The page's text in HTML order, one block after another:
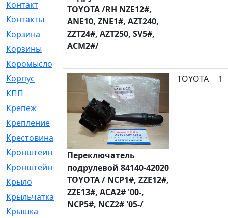
Контакт
[3]
Контакты
[4]
Корзина
[1]
Корзины
[159]
Коромысло
Корпус
[41]
КПП
[70]
Крепеж
[4]
Крепление
[23]
Крестовина
[309]
Кронштеин
[1]
Кронштейн
[59]
Крыло
[285]
Крыльчатка
[17]
Крышка
[151]
TOYOTA /RH NZE12#,
ANE10, ZNE1#, AZT240,
ZZT24#, AZT250, SV5#,
ACM2#/
Переключатель
подрулевой 84140-42020
TOYOTA / NCP1#, ZZE12#,
ZZE13#, ACA2# '00-,
NCP5#, NCZ2# '05-/
TOYOTA 1